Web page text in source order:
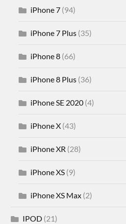
iPhone 7 (94)
iPhone 7 Plus (35)
iPhone 8 (66)
iPhone 8 Plus (36)
iPhone SE 2020 (4)
iPhone X (43)
iPhone XR (28)
iPhone XS (9)
iPhone XS Max (2)
IPOD (21)